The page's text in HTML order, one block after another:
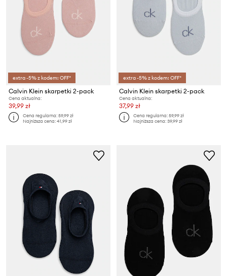
extra -5% z kodem: OFF*
Calvin Klein skarpetki 2-pack
Cena aktualna:
39,99 zł
Cena regularna:59,99 zł
Najniższa cena:41,99 zł
extra -5% z kodem: OFF*
Calvin Klein skarpetki 2-pack
Cena aktualna:
37,99 zł
Cena regularna:59,99 zł
Najniższa cena:39,99 zł